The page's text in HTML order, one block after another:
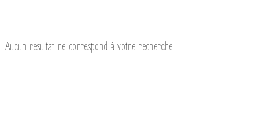
Aucun resultat ne correspond à votre recherche